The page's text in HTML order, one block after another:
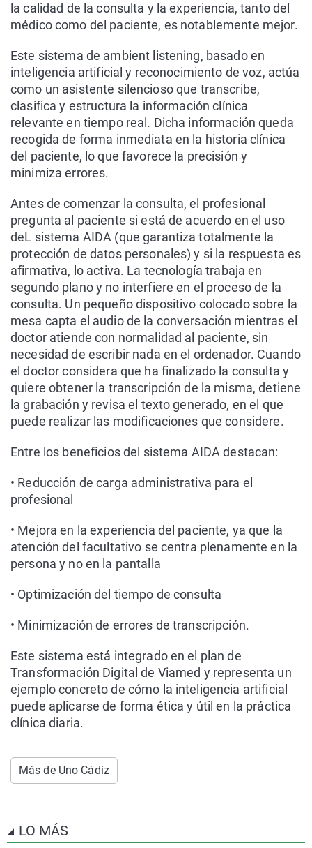
la calidad de la consulta y la experiencia, tanto del
médico como del paciente, es notablemente mejor.
Este sistema de ambient listening, basado en
inteligencia artificial y reconocimiento de voz, actúa
como un asistente silencioso que transcribe,
clasifica y estructura la información clínica
relevante en tiempo real. Dicha información queda
recogida de forma inmediata en la historia clínica
del paciente, lo que favorece la precisión y
minimiza errores.
Antes de comenzar la consulta, el profesional
pregunta al paciente si está de acuerdo en el uso
deL sistema AIDA (que garantiza totalmente la
protección de datos personales) y si la respuesta es
afirmativa, lo activa. La tecnología trabaja en
segundo plano y no interfiere en el proceso de la
consulta. Un pequeño dispositivo colocado sobre la
mesa capta el audio de la conversación mientras el
doctor atiende con normalidad al paciente, sin
necesidad de escribir nada en el ordenador. Cuando
el doctor considera que ha finalizado la consulta y
quiere obtener la transcripción de la misma, detiene
la grabación y revisa el texto generado, en el que
puede realizar las modificaciones que considere.
Entre los beneficios del sistema AIDA destacan:
• Reducción de carga administrativa para el
profesional
• Mejora en la experiencia del paciente, ya que la
atención del facultativo se centra plenamente en la
persona y no en la pantalla
• Optimización del tiempo de consulta
• Minimización de errores de transcripción.
Este sistema está integrado en el plan de
Transformación Digital de Viamed y representa un
ejemplo concreto de cómo la inteligencia artificial
puede aplicarse de forma ética y útil en la práctica
clínica diaria.
Más de Uno Cádiz
LO MÁS